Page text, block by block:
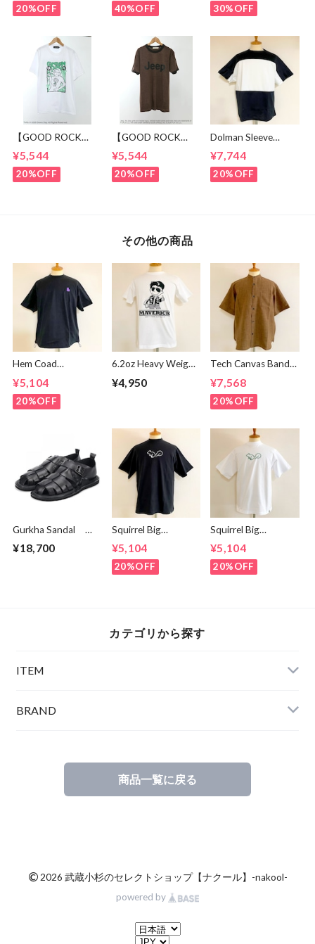
20%OFF 40%OFF 30%OFF
【GOOD ROCK
DAY “Kerplunk!”
Front & Back
Graphic T-Shirt
¥5,544
20%OFF
【GOOD ROCK
Classic Logo Graphic
Ringer T-Shirt
Brown
¥5,544
20%OFF
Dolman Sleeve
Sewn Black /
White
¥7,744
20%OFF
その他の商品
Hem Coad
shirts Black /
Puple
¥5,104
20%OFF
6.2oz Heavy Weight
¥4,950
Tech Canvas Band
Brown
¥7,568
20%OFF
Gurkha Sandal
¥18,700
Squirrel Big
shirts Black /
White
¥5,104
20%OFF
Squirrel Big
shirts White /
Green
¥5,104
20%OFF
カテゴリから探す
ITEM
BRAND
商品一覧に戻る
© 2026 武蔵小杉のセレクトショップ【ナクール】-nakool-
powered by